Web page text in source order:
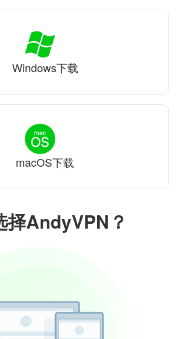
择AndyVPN？
Windows下载
macOS下载